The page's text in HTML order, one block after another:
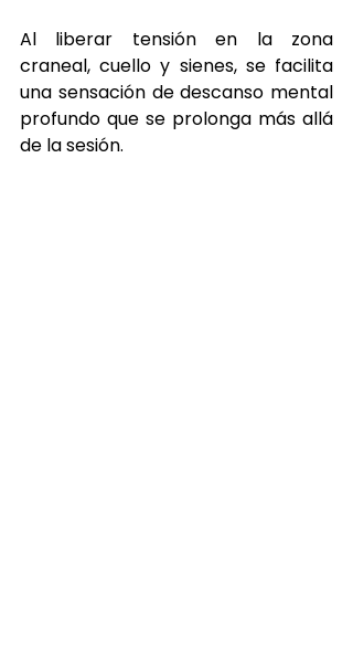
Al liberar tensión en la zona
craneal, cuello y sienes, se facilita
una sensación de descanso mental
profundo que se prolonga más allá
de la sesión.